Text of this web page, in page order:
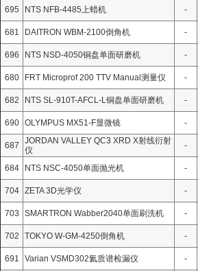
695
‌NTS NFB-4485上蜡机 -
681
DAITRON WBM-2100倒角机 -
696
‌NTS NSD-4050铜盘单面研磨机 -
680
FRT Microprof 200 TTV Manual测量仪 -
682
‌NTS SL-910T-AFCL-L铜盘单面研磨机 -
690
OLYMPUS MX51-F显微镜 -
687
JORDAN VALLEY QC3 XRD X射线衍射
仪
-
684
‌NTS NSC-4050单面抛光机 -
704
ZETA 3D光学仪 -
703
SMARTRON Wabber2040单面刷洗机 -
702
TOKYO W-GM-4250倒角机 -
691
Varian VSMD302氦质谱检漏仪 -